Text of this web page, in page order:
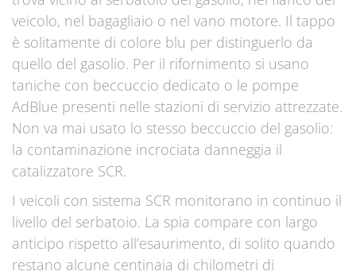
veicolo, nel bagagliaio o nel vano motore. Il tappo
è solitamente di colore blu per distinguerlo da
quello del gasolio. Per il rifornimento si usano
taniche con beccuccio dedicato o le pompe
AdBlue presenti nelle stazioni di servizio attrezzate.
Non va mai usato lo stesso beccuccio del gasolio:
la contaminazione incrociata danneggia il
catalizzatore SCR.
I veicoli con sistema SCR monitorano in continuo il
livello del serbatoio. La spia compare con largo
anticipo rispetto all’esaurimento, di solito quando
restano alcune centinaia di chilometri di